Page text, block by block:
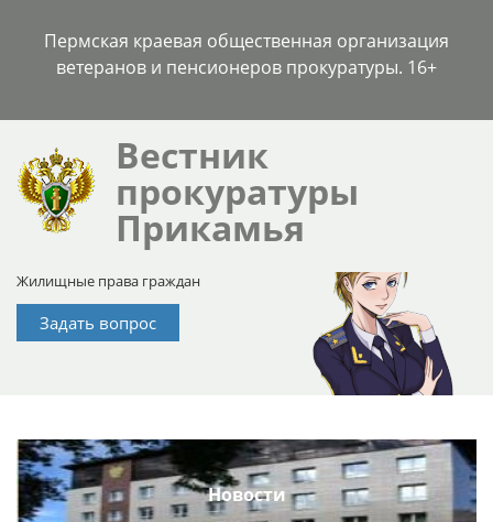
Пермская краевая общественная организация
ветеранов и пенсионеров прокуратуры. 16+
Вестник
прокуратуры
Прикамья
Жилищные права граждан
Задать вопрос
Новости